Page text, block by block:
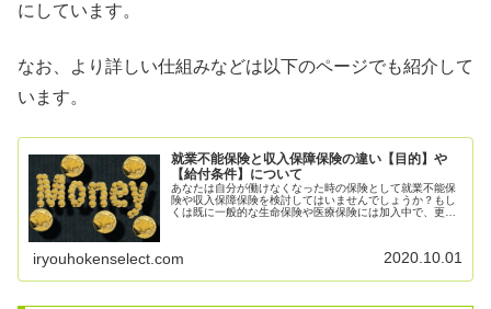
にしています。
なお、より詳しい仕組みなどは以下のページでも紹介して
います。
就業不能保険と収入保障保険の違い【目的】や
【給付条件】について
あなたは自分が働けなくなった時の保険として就業不能保
険や収入保障保険を検討してはいませんでしょうか？もし
くは既に一般的な生命保険や医療保険には加入中で、更に
iryouhokenselect.com 2020.10.01